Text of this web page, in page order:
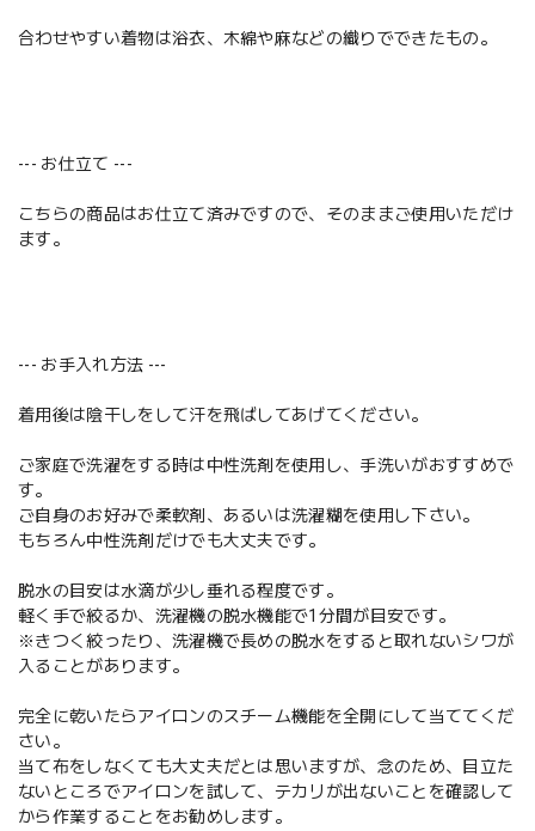
合わせやすい着物は浴衣、木綿や麻などの織りでできたもの。
--- お仕立て ---
こちらの商品はお仕立て済みですので、そのままご使用いただけ
ます。
--- お手入れ方法 ---
着用後は陰干しをして汗を飛ばしてあげてください。
ご家庭で洗濯をする時は中性洗剤を使用し、手洗いがおすすめで
す。
ご自身のお好みで柔軟剤、あるいは洗濯糊を使用し下さい。
もちろん中性洗剤だけでも大丈夫です。
脱水の目安は水滴が少し垂れる程度です。
軽く手で絞るか、洗濯機の脱水機能で1分間が目安です。
※きつく絞ったり、洗濯機で長めの脱水をすると取れないシワが
入ることがあります。
完全に乾いたらアイロンのスチーム機能を全開にして当ててくだ
さい。
当て布をしなくても大丈夫だとは思いますが、念のため、目立た
ないところでアイロンを試して、テカリが出ないことを確認して
から作業することをお勧めします。